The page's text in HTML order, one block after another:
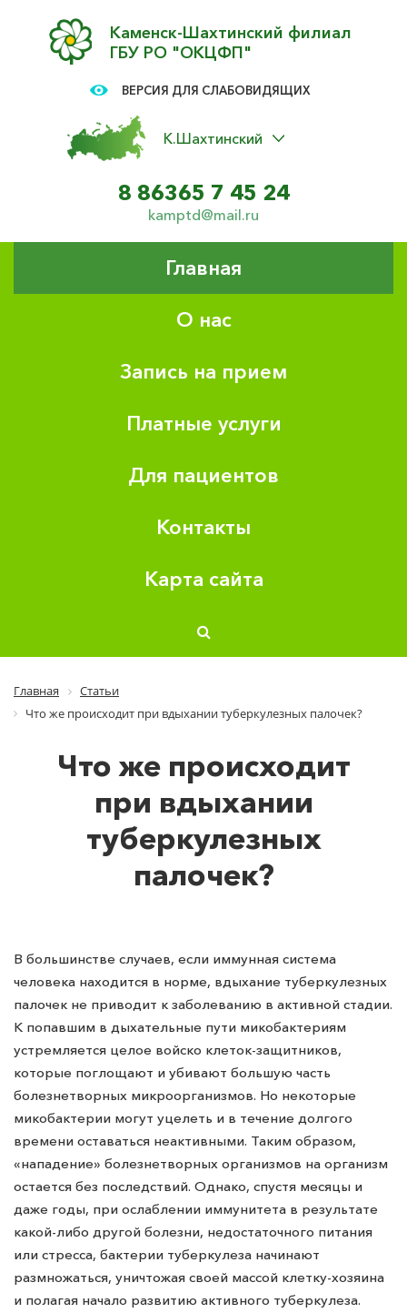
Каменск-Шахтинский филиал
ГБУ РО "ОКЦФП"
ВЕРСИЯ ДЛЯ СЛАБОВИДЯЩИХ
К.Шахтинский
8 86365 7 45 24
kamptd@mail.ru
Главная
О нас
Запись на прием
Платные услуги
Для пациентов
Контакты
Карта сайта
Главная
Статьи
Что же происходит при вдыхании туберкулезных палочек?
Что же происходит
при вдыхании
туберкулезных
палочек?
В большинстве случаев, если иммунная система
человека находится в норме, вдыхание туберкулезных
палочек не приводит к заболеванию в активной стадии.
К попавшим в дыхательные пути микобактериям
устремляется целое войско клеток-защитников,
которые поглощают и убивают большую часть
болезнетворных микроорганизмов. Но некоторые
микобактерии могут уцелеть и в течение долгого
времени оставаться неактивными. Таким образом,
«нападение» болезнетворных организмов на организм
остается без последствий. Однако, спустя месяцы и
даже годы, при ослаблении иммунитета в результате
какой-либо другой болезни, недостаточного питания
или стресса, бактерии туберкулеза начинают
размножаться, уничтожая своей массой клетку-хозяина
и полагая начало развитию активного туберкулеза.